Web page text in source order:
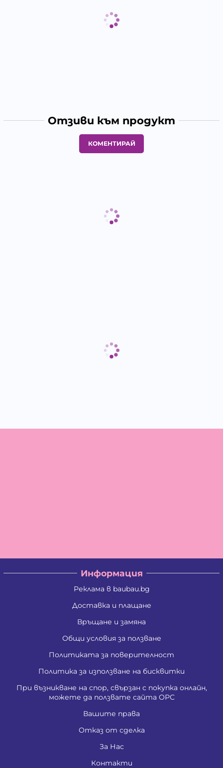
Отзиви към продукт
КОМЕНТИРАЙ
Информация
Реклама в baubau.bg
Доставка и плащане
Връщане и замяна
Общи условия за ползване
Политиката за поверителност
Политика за използване на бисквитки
При възникване на спор, свързан с покупка онлайн,
можете да ползвате сайта ОРС
Вашите права
Отказ от сделка
За Нас
Контакти